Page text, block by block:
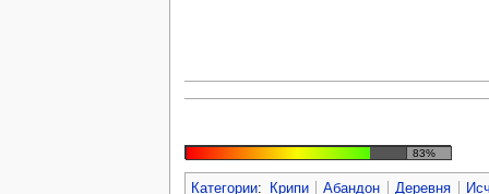
83%
Категории: Крипи Абандон Деревня